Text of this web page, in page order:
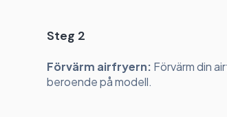
Steg 2
Förvärm airfryern: Förvärm din
beroende på modell.